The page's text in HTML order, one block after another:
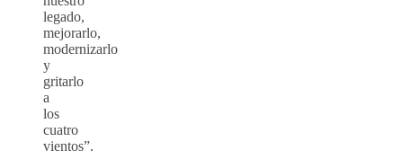
legado,
mejorarlo,
modernizarlo
y
gritarlo
a
los
cuatro
vientos”.